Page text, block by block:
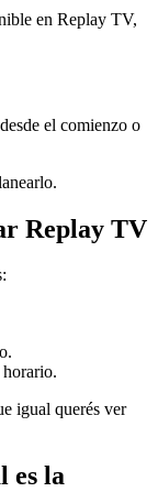
en Replay TV,
el comienzo o
Replay TV
igual querés ver
es la